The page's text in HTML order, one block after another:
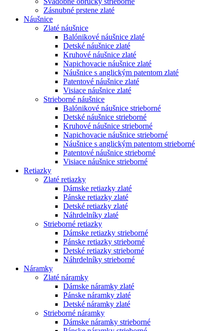
Zásnubné prstene zlaté
Náušnice
Zlaté náušnice
Balónikové náušnice zlaté
Detské náušnice zlaté
Kruhové náušnice zlaté
Napichovacie náušnice zlaté
Náušnice s anglickým patentom zlaté
Patentové náušnice zlaté
Visiace náušnice zlaté
Strieborné náušnice
Balónikové náušnice strieborné
Detské náušnice strieborné
Kruhové náušnice strieborné
Napichovacie náušnice strieborné
Náušnice s anglickým patentom strieborné
Patentové náušnice strieborné
Visiace náušnice strieborné
Retiazky
Zlaté retiazky
Dámske retiazky zlaté
Pánske retiazky zlaté
Detské retiazky zlaté
Náhrdelníky zlaté
Strieborné retiazky
Dámske retiazky strieborné
Pánske retiazky strieborné
Detské retiazky strieborné
Náhrdelníky strieborné
Náramky
Zlaté náramky
Dámske náramky zlaté
Pánske náramky zlaté
Detské náramky zlaté
Strieborné náramky
Dámske náramky strieborné